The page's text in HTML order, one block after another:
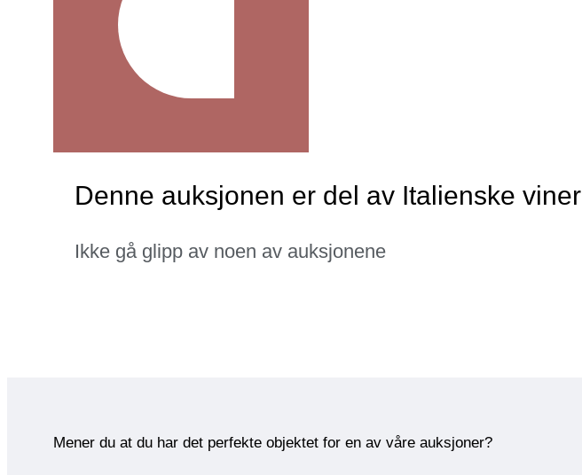
Denne auksjonen er del av Italienske viner
Ikke gå glipp av noen av auksjonene
Mener du at du har det perfekte objektet for en av våre auksjoner?